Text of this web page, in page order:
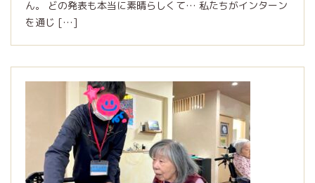
ん。 どの発表も本当に素晴らしくて… 私たちがインターン
を通じ […]